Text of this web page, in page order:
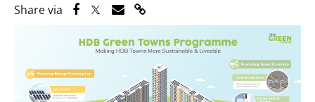
Share via Share via Facebook
Share via Twitter
Share via Email
Share via Link